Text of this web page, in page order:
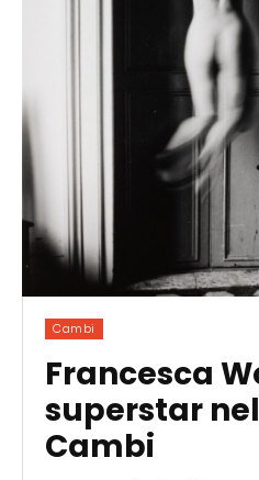
Cambi
Francesca
superstar
Cambi